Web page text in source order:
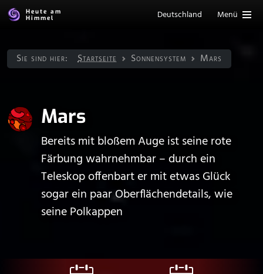
Heute am
Himmel
Deutschland Menü
Sie sind hier: Startseite Sonnen­system Mars
Mars
Bereits mit bloßem Auge ist seine rote
Färbung wahrnehmbar – durch ein
Teleskop offenbart er mit etwas Glück
sogar ein paar Oberflächendetails, wie
seine Polkappen